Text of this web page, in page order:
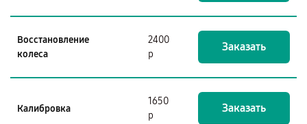
Восстановление
колеса
2400
р
Заказать
Калибровка
1650
р
Заказать